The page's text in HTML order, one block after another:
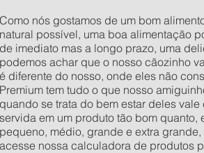
Como nós gostamos de um bom
natural possível, uma boa alimentação
de imediato mas a longo prazo, uma
podemos achar que o nosso cãozinho
é diferente do nosso, onde eles não
Premium tem tudo o que nosso
quando se trata do bem estar deles
servida em um produto tão bom
pequeno, médio, grande e extra
acesse nossa calculadora de produtos